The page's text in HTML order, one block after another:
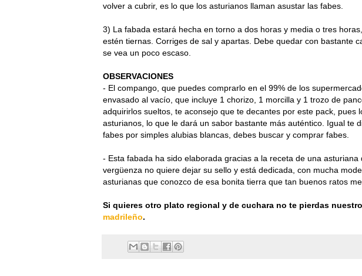
volver a cubrir, es lo que los asturianos llaman asustar las fabes.
3) La fabada estará hecha en torno a dos horas y media o tres
estén tiernas. Corriges de sal y apartas. Debe quedar con bastante
se vea un poco escaso.
OBSERVACIONES
- El compango, que puedes comprarlo en el 99% de los
envasado al vacío, que incluye 1 chorizo, 1 morcilla y 1 trozo de
adquirirlos sueltos, te aconsejo que te decantes por este pack, pues
asturianos, lo que le dará un sabor bastante más auténtico. Igual te
fabes por simples alubias blancas, debes buscar y comprar fabes.
- Esta fabada ha sido elaborada gracias a la receta de una
vergüenza no quiere dejar su sello y está dedicada, con mucha
asturianas que conozco de esa bonita tierra que tan buenos ratos
Si quieres otro plato regional y de cuchara no te pierdas
madrileño.